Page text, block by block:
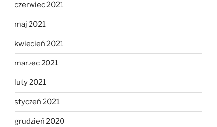
czerwiec 2021
maj 2021
kwiecień 2021
marzec 2021
luty 2021
styczeń 2021
grudzień 2020